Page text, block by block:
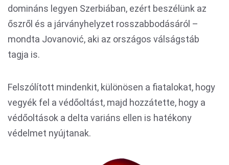
domináns legyen Szerbiában, ezért beszélünk az
őszről és a járványhelyzet rosszabbodásáról –
mondta Jovanović, aki az országos válságstáb
tagja is.
Felszólított mindenkit, különösen a fiatalokat, hogy
vegyék fel a védőoltást, majd hozzátette, hogy a
védőoltások a delta variáns ellen is hatékony
védelmet nyújtanak.